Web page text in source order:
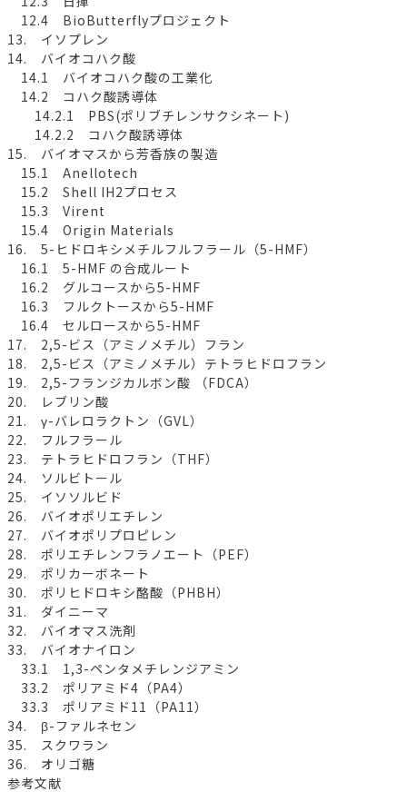
12.4 BioButterflyプロジェクト
13. イソプレン
14. バイオコハク酸
14.1 バイオコハク酸の工業化
14.2 コハク酸誘導体
14.2.1 PBS(ポリブチレンサクシネート)
14.2.2 コハク酸誘導体
15. バイオマスから芳香族の製造
15.1 Anellotech
15.2 Shell IH2プロセス
15.3 Virent
15.4 Origin Materials
16. 5-ヒドロキシメチルフルフラール（5-HMF）
16.1 5-HMF の合成ルート
16.2 グルコースから5-HMF
16.3 フルクトースから5-HMF
16.4 セルロースから5-HMF
17. 2,5-ビス（アミノメチル）フラン
18. 2,5-ビス（アミノメチル）テトラヒドロフラン
19. 2,5-フランジカルボン酸 （FDCA）
20. レブリン酸
21. γ-バレロラクトン（GVL）
22. フルフラール
23. テトラヒドロフラン（THF）
24. ソルビトール
25. イソソルビド
26. バイオポリエチレン
27. バイオポリプロピレン
28. ポリエチレンフラノエート（PEF）
29. ポリカーボネート
30. ポリヒドロキシ酪酸（PHBH）
31. ダイニーマ
32. バイオマス洗剤
33. バイオナイロン
33.1 1,3-ペンタメチレンジアミン
33.2 ポリアミド4（PA4）
33.3 ポリアミド11（PA11）
34. β-ファルネセン
35. スクワラン
36. オリゴ糖
参考文献